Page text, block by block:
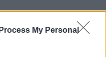
My Personal